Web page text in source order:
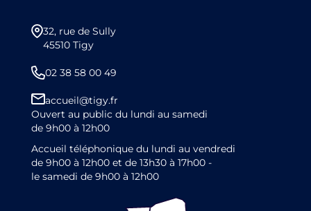
32, rue de Sully
45510 Tigy
02 38 58 00 49
accueil@tigy.fr
Ouvert au public du lundi au samedi
de 9h00 à 12h00
Accueil téléphonique du lundi au vendredi
de 9h00 à 12h00 et de 13h30 à 17h00 -
le samedi de 9h00 à 12h00